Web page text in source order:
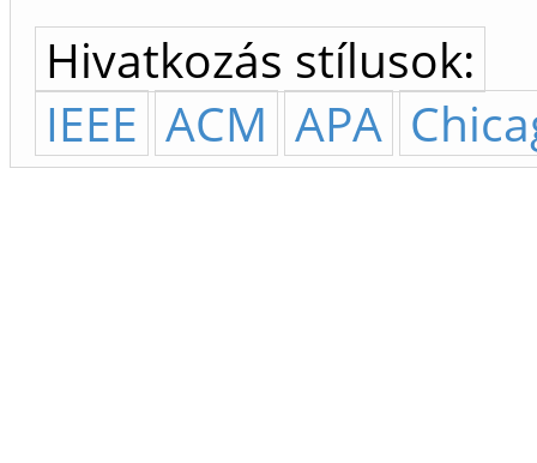
Hivatkozás stílusok:
IEEE ACM APA